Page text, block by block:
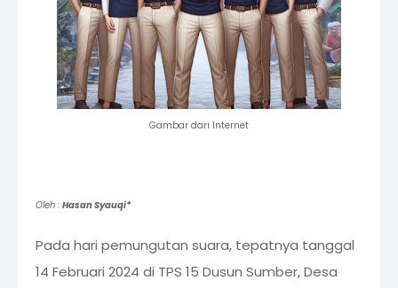
Gambar dari Internet
Oleh : Hasan Syauqi*
Pada hari pemungutan suara, tepatnya tanggal
14 Februari 2024 di TPS 15 Dusun Sumber, Desa